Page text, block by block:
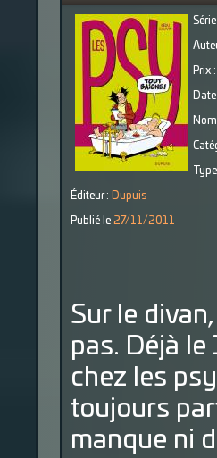
Série
Prix :
Éditeur : Dupuis
Publié le 27/11/2011
Sur le
pas. Déjà
chez les
toujours
manque ni